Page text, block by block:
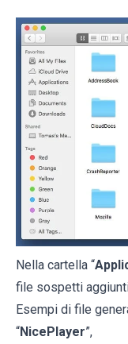
Nella cartella “
file sospetti
Esempi di file
“NicePlayer”,